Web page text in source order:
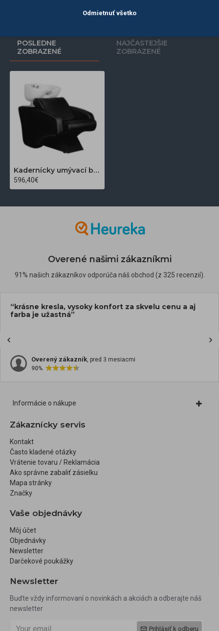
POSLEDNE
ZOBRAZENÉ
NAJČASTEJŠIE
ZOBRAZENÉ
Kadernícky umývací box HAIR SYSTEM C38 čierny
596,40€
Overené našimi zákazníkmi
91% našich zákazníkov odporúča náš obchod (z 325 recenzií).
“krásne kresla, vysoky konfort za skvelu cenu a aj
farba je užastná”
Overený zákazník, pred 3 mesiacmi
90%
Informácie o nákupe
Zákaznícky servis
Kontakt
Často kladené otázky
Vrátenie tovaru / Reklamácia
Ako správne zabaliť zásielku
Mapa stránky
Značky
Vaše objednávky
Môj účet
Objednávky
Newsletter
Darčekové poukážky
Newsletter
Buďte vždy informovaní o novinkách a akciách a odberajte náš
newsletter
Prihlásiť k odberu
Odmietnuť všetko